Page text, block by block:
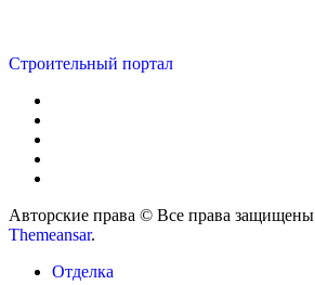
Строительный портал
Авторские права © Все права защищены
Themeansar.
Отделка